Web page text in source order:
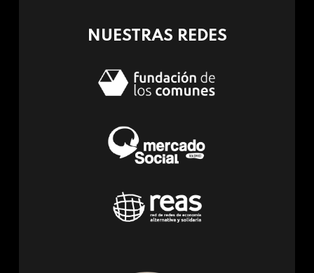
NUESTRAS REDES